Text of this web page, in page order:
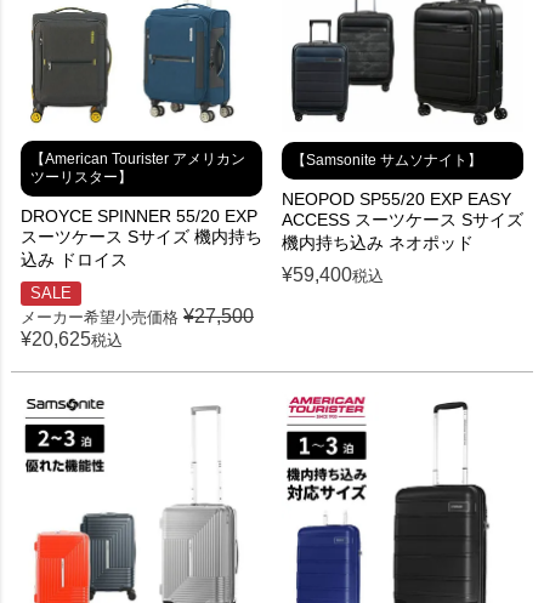
【American Tourister アメリカン
ツーリスター】
DROYCE SPINNER 55/20 EXP
スーツケース Sサイズ 機内持ち
込み ドロイス
SALE
メーカー希望小売価格 ¥27,500
¥20,625税込
【Samsonite サムソナイト】
NEOPOD SP55/20 EXP EASY
ACCESS スーツケース Sサイズ
機内持ち込み ネオポッド
¥59,400税込